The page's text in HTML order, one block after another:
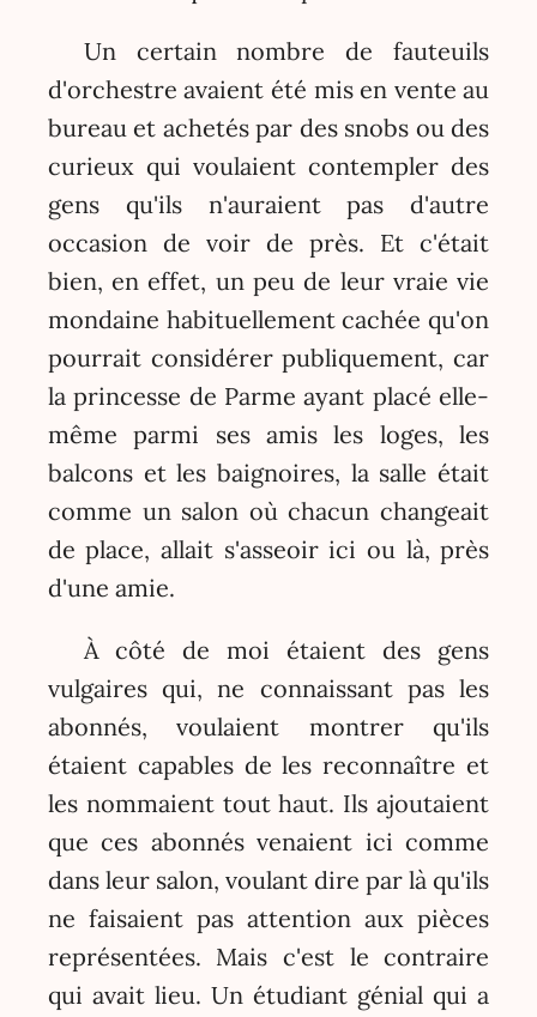
Un certain nombre de fauteuils
d'orchestre avaient été mis en vente au
bureau et achetés par des snobs ou des
curieux qui voulaient contempler des
gens qu'ils n'auraient pas d'autre
occasion de voir de près. Et c'était
bien, en effet, un peu de leur vraie vie
mondaine habituellement cachée qu'on
pourrait considérer publiquement, car
la princesse de Parme ayant placé elle-
même parmi ses amis les loges, les
balcons et les baignoires, la salle était
comme un salon où chacun changeait
de place, allait s'asseoir ici ou là, près
d'une amie.
À côté de moi étaient des gens
vulgaires qui, ne connaissant pas les
abonnés, voulaient montrer qu'ils
étaient capables de les reconnaître et
les nommaient tout haut. Ils ajoutaient
que ces abonnés venaient ici comme
dans leur salon, voulant dire par là qu'ils
ne faisaient pas attention aux pièces
représentées. Mais c'est le contraire
qui avait lieu. Un étudiant génial qui a